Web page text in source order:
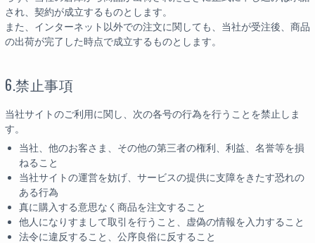
され、契約が成立するものとします。
また、インターネット以外での注文に関しても、当社が受注後、商品
の出荷が完了した時点で成立するものとします。
6.禁止事項
当社サイトのご利用に関し、次の各号の行為を行うことを禁止しま
す。
当社、他のお客さま、その他の第三者の権利、利益、名誉等を損
ねること
当社サイトの運営を妨げ、サービスの提供に支障をきたす恐れの
ある行為
真に購入する意思なく商品を注文すること
他人になりすまして取引を行うこと、虚偽の情報を入力すること
法令に違反すること、公序良俗に反すること